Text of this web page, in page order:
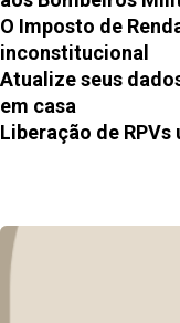
O Imposto de
inconstitucional
Atualize seus
em casa
Liberação de